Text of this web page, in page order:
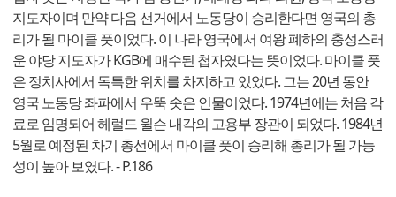
지도자이며 만약 다음 선거에서 노동당이 승리한다면 영국의 총
리가 될 마이클 풋이었다. 이 나라 영국에서 여왕 폐하의 충성스러
운 야당 지도자가 KGB에 매수된 첩자였다는 뜻이었다. 마이클 풋
은 정치사에서 독특한 위치를 차지하고 있었다. 그는 20년 동안
영국 노동당 좌파에서 우뚝 솟은 인물이었다. 1974년에는 처음 각
료로 임명되어 헤럴드 윌슨 내각의 고용부 장관이 되었다. 1984년
5월로 예정된 차기 총선에서 마이클 풋이 승리해 총리가 될 가능
성이 높아 보였다. - P.186